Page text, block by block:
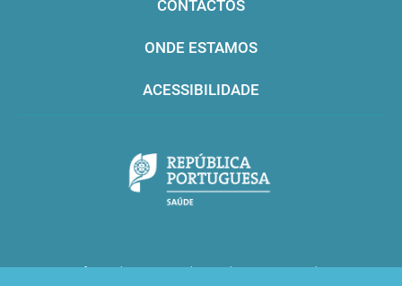
CONTACTOS
ONDE ESTAMOS
ACESSIBILIDADE
Infarmed © 2016. Todos os direitos reservados